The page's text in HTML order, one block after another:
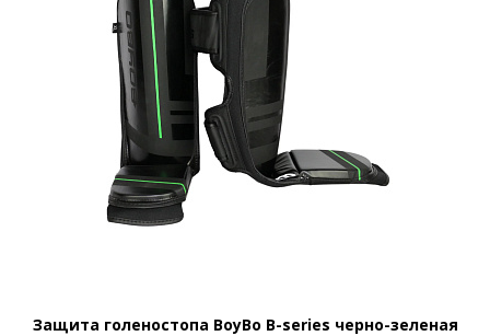
Защита голеностопа BoyBo B-series черно-зеленая